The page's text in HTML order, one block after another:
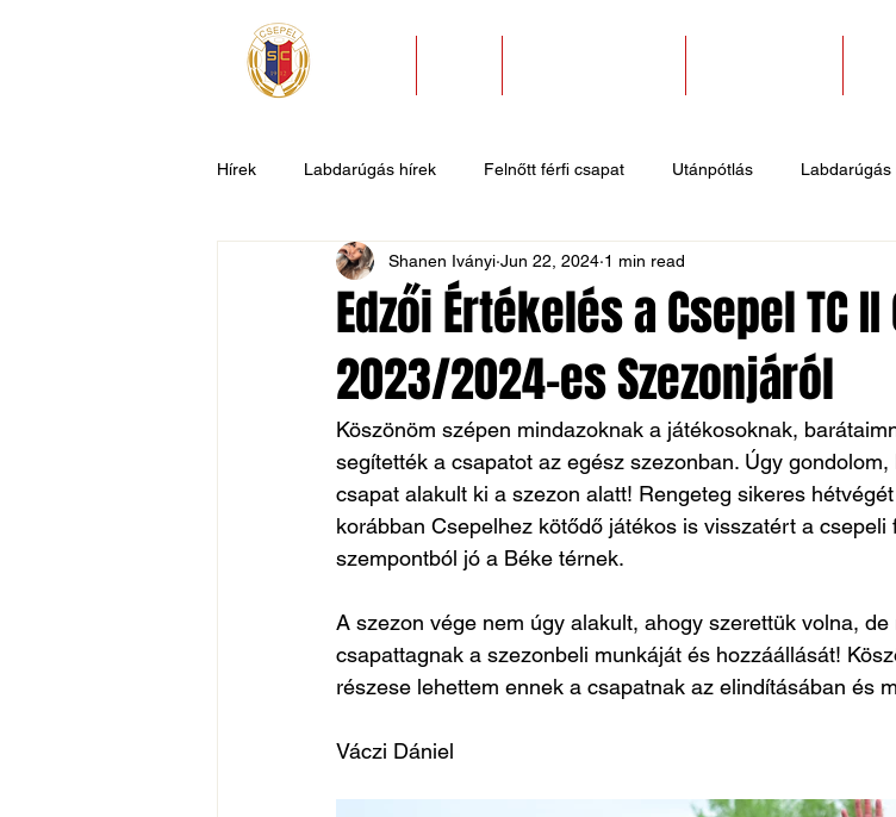
Hírek Labdarúgás hírek Felnőtt férfi csapat Utánpótlás
U9 U7 Evezős hírek Sportlövő hírek
Csepel SC II Általános hírek
Edzői Értékelés a Csepel TC
2023/2024-es Szezonjáról
Shanen Iványi Jun 22, 2024 1 min read
Köszönöm szépen mindazoknak a játékosoknak,
segítették a csapatot az egész szezonban. Úgy
csapat alakult ki a szezon alatt! Rengeteg sikeres
korábban Csepelhez kötődő játékos is visszatért a csepeli
szempontból jó a Béke térnek.
A szezon vége nem úgy alakult, ahogy szerettük volna,
csapattagnak a szezonbeli munkáját és hozzáállását!
részese lehettem ennek a csapatnak az elindításában és
Váczi Dániel